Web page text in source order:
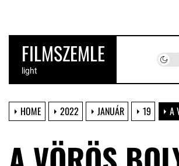
the
contentFILMSZEMLE
light
HOME 2022 JANUÁR 19 A